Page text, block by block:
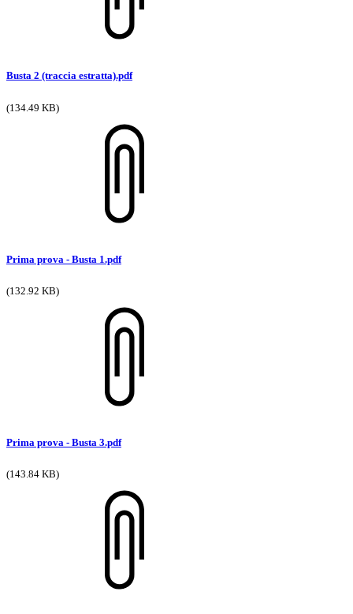
Busta 2 (traccia estratta).pdf
(134.49 KB)
Prima prova - Busta 1.pdf
(132.92 KB)
Prima prova - Busta 3.pdf
(143.84 KB)